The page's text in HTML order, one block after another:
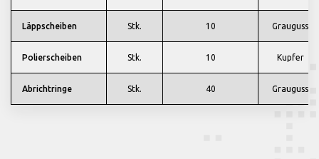
Läppscheiben Stk. 10 Grauguss
Polierscheiben Stk. 10 Kupfer
Abrichtringe Stk. 40 Grauguss